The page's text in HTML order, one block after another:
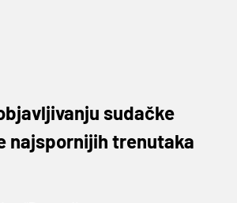
sudačke
najspornijih trenutaka